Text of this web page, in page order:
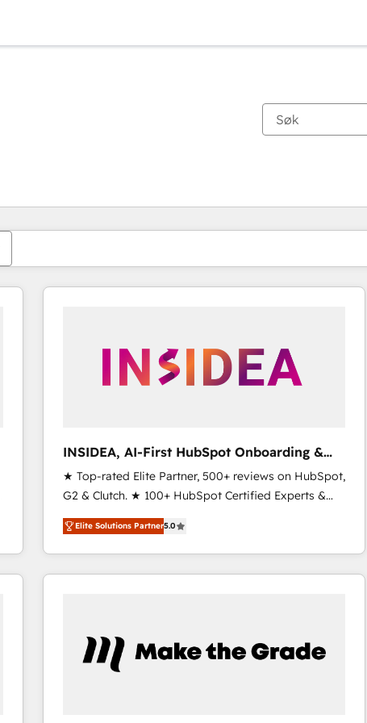
INSIDEA, AI-First HubSpot Onboarding &
RevOps
★ Top-rated Elite Partner, 500+ reviews on HubSpot,
G2 & Clutch. ★ 100+ HubSpot Certified Experts &
Trainers across the team ★ 1,500+ implementations
across five continents ★ AI-First, RevOps-led,
Onboarding obsessed ★ Company of the Year
2024/25 INSIDEA helps growing companies turn
your time zone. What we do ➤ Onboarding: Live in
weeks, with workflows built around your business,
Elite Solutions Partner5.0
Du er for øyeblikket påSide
Side Side Side Side Side Side Side Side Side Side